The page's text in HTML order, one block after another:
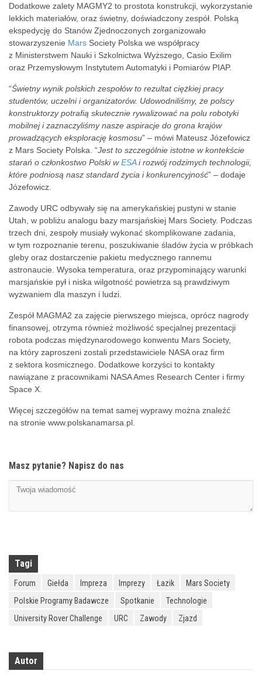
Dodatkowe zalety MAGMY2 to prostota konstrukcji, wykorzystanie
lekkich materiałów, oraz świetny, doświadczony zespół. Polską
ekspedycję do Stanów Zjednoczonych zorganizowało
stowarzyszenie Mars Society Polska we współpracy
z Ministerstwem Nauki i Szkolnictwa Wyższego, Casio Exilim
oraz Przemysłowym Instytutem Automatyki i Pomiarów PIAP.
“Świetny wynik polskich zespołów to rezultat ciężkiej pracy
studentów, uczelni i organizatorów. Udowodniliśmy, że polscy
konstruktorzy potrafią skutecznie rywalizować na polu robotyki
mobilnej i zaznaczyliśmy nasze aspiracje do grona krajów
prowadzących eksplorację kosmosu” – mówi Mateusz Józefowicz
z Mars Society Polska. “Jest to szczególnie istotne w kontekście
starań o członkostwo Polski wESAi rozwój rodzimych technologii,
które podniosą nasz standard życia i konkurencyjność” – dodaje
Józefowicz.
Zawody URC odbywały się na amerykańskiej pustyni w stanie
Utah, w pobliżu analogu bazy marsjańskiej Mars Society. Podczas
trzech dni, zespoły musiały wykonać skomplikowane zadania,
w tym rozpoznanie terenu, poszukiwanie śladów życia w próbkach
gleby oraz dostarczenie pakietu medycznego rannemu
astronaucie. Wysoka temperatura, oraz przypominający warunki
marsjańskie pył i niska wilgotność powietrza są prawdziwym
wyzwaniem dla maszyn i ludzi.
Zespół MAGMA2 za zajęcie pierwszego miejsca, oprócz nagrody
finansowej, otrzyma również możliwość specjalnej prezentacji
robota podczas międzynarodowego konwentu Mars Society,
na który zaproszeni zostali przedstawiciele NASA oraz firm
z sektora kosmicznego. Dodatkowe korzyści to kontakty
nawiązane z pracownikami NASA Ames Research Center i firmy
Space X.
Więcej szczegółów na temat samej wyprawy można znaleźć
na stronie www.polskanamarsa.pl.
Masz pytanie? Napisz do nas
Tagi
Forum Giełda Impreza Imprezy Łazik
Mars Society
Polskie Programy Badawcze
Spotkanie
Technologie
University Rover Challenge
URC Zawody Zjazd
Autor